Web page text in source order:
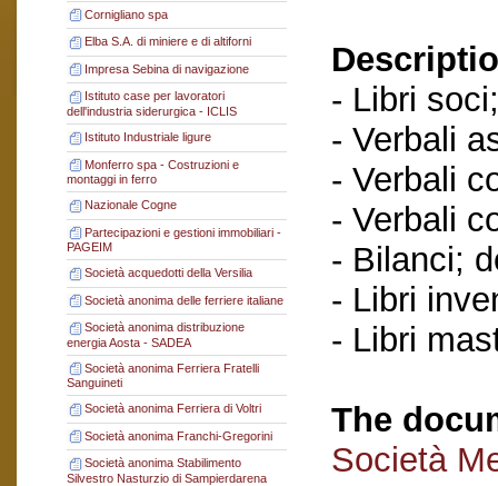
Cornigliano spa
Elba S.A. di miniere e di altiforni
Impresa Sebina di navigazione
Istituto case per lavoratori
dell'industria siderurgica - ICLIS
Istituto Industriale ligure
Monferro spa - Costruzioni e
montaggi in ferro
Nazionale Cogne
Partecipazioni e gestioni immobiliari -
PAGEIM
Società acquedotti della Versilia
Società anonima delle ferriere italiane
Società anonima distribuzione
energia Aosta - SADEA
Società anonima Ferriera Fratelli
Sanguineti
Società anonima Ferriera di Voltri
Società anonima Franchi-Gregorini
Società anonima Stabilimento
Silvestro Nasturzio di Sampierdarena
- Libri soci;
- Verbali
- Verbali
- Verbali
- Bilanci;
- Libri
- Libri
The
Società